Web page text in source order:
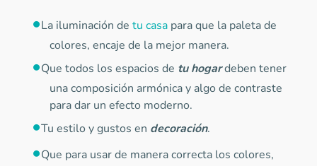
La iluminación de tu casa para que la paleta de
colores, encaje de la mejor manera.
Que todos los espacios de tu hogardeben tener
una composición armónica y algo de contraste
para dar un efecto moderno.
Tu estilo y gustos en decoración.
Que para usar de manera correcta los colores,